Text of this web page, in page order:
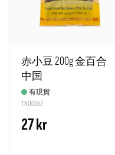
赤小豆 200g 金百合
中国
有現貨
TNO0062
27 kr